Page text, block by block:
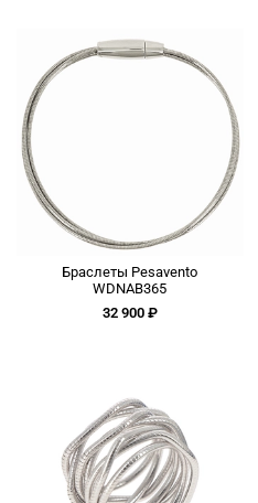
Браслеты Pesavento
WDNAB365
32 900 ₽